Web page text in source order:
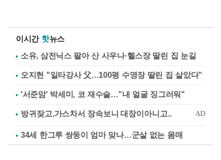
이시간 핫뉴스
소유, 삼전닉스 팔아 산 사우나·헬스장 딸린 집 눈길
오지헌 "일타강사 父…100평 수영장 딸린 집 살았다"
'서준맘' 박세미, 코 재수술…"내 얼굴 징그러워"
34세 한그루 쌍둥이 엄마 맞나…군살 없는 몸매